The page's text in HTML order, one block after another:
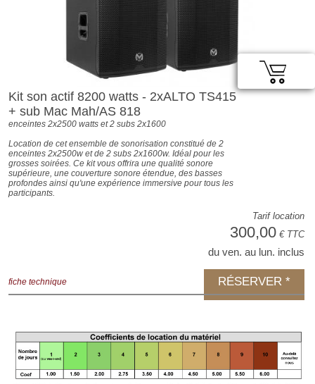
Kit son actif 8200 watts - 2xALTO TS415
+ sub Mac Mah/AS 818
enceintes 2x2500 watts et 2 subs 2x1600
Location de cet ensemble de sonorisation constitué de 2
enceintes 2x2500w et de 2 subs 2x1600w. Idéal pour les
grosses soirées. Ce kit vous offrira une qualité sonore
supérieure, une couverture sonore étendue, des basses
profondes ainsi qu'une expérience immersive pour tous les
participants.
Tarif location
300,00 € TTC
du ven. au lun. inclus
fiche technique RÉSERVER *